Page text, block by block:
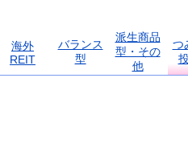
海外
REIT
バランス
型
派生商品
型・その
他
つ